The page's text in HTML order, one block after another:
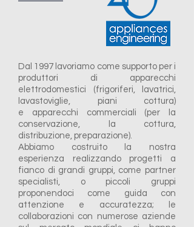
Dal 1997 lavoriamo come supporto per i
produttori di apparecchi
elettrodomestici (frigoriferi, lavatrici,
lavastoviglie, piani cottura)
e apparecchi commerciali (per la
conservazione, la cottura,
distribuzione, preparazione).
Abbiamo costruito la nostra
esperienza realizzando progetti a
fianco di grandi gruppi, come partner
specialisti, o piccoli gruppi
proponendoci come guida con
attenzione e accuratezza; l e
collaborazioni con numerose aziende